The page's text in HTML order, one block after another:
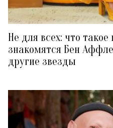
Не для всех: что
знакомятся Бен
другие звезды